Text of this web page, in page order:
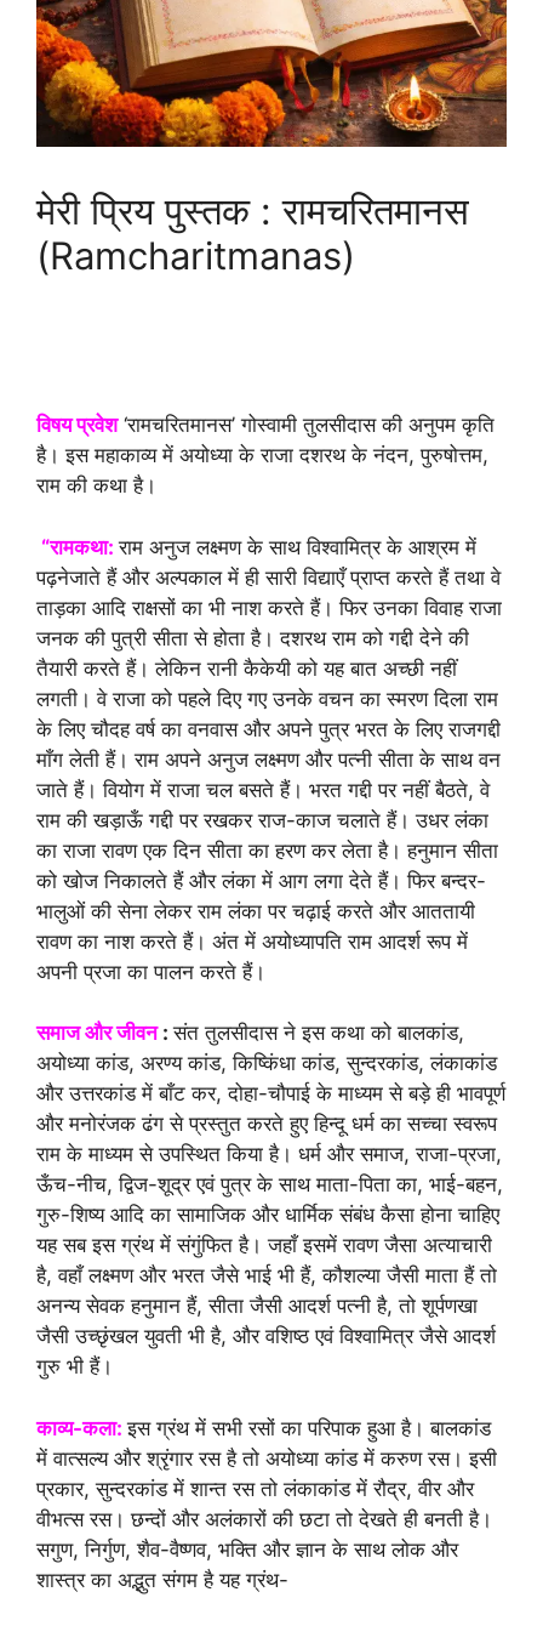
मेरी प्रिय पुस्तक : रामचरितमानस
(Ramcharitmanas)
विषय प्रवेश‘रामचरितमानस’ गोस्वामी तुलसीदास की अनुपम कृति
है। इस महाकाव्य में अयोध्या के राजा दशरथ के नंदन, पुरुषोत्तम,
राम की कथा है।
“रामकथा:राम अनुज लक्ष्मण के साथ विश्वामित्र के आश्रम में
पढ़नेजाते हैं और अल्पकाल में ही सारी विद्याएँ प्राप्त करते हैं तथा वे
ताड़का आदि राक्षसों का भी नाश करते हैं। फिर उनका विवाह राजा
जनक की पुत्री सीता से होता है। दशरथ राम को गद्दी देने की
तैयारी करते हैं। लेकिन रानी कैकेयी को यह बात अच्छी नहीं
लगती। वे राजा को पहले दिए गए उनके वचन का स्मरण दिला राम
के लिए चौदह वर्ष का वनवास और अपने पुत्र भरत के लिए राजगद्दी
माँग लेती हैं। राम अपने अनुज लक्ष्मण और पत्नी सीता के साथ वन
जाते हैं। वियोग में राजा चल बसते हैं। भरत गद्दी पर नहीं बैठते, वे
राम की खड़ाऊँ गद्दी पर रखकर राज-काज चलाते हैं। उधर लंका
का राजा रावण एक दिन सीता का हरण कर लेता है। हनुमान सीता
को खोज निकालते हैं और लंका में आग लगा देते हैं। फिर बन्दर-
भालुओं की सेना लेकर राम लंका पर चढ़ाई करते और आततायी
रावण का नाश करते हैं। अंत में अयोध्यापति राम आदर्श रूप में
अपनी प्रजा का पालन करते हैं।
समाज और जीवन:संत तुलसीदास ने इस कथा को बालकांड,
अयोध्या कांड, अरण्य कांड, किष्किंधा कांड, सुन्दरकांड, लंकाकांड
और उत्तरकांड में बाँट कर, दोहा-चौपाई के माध्यम से बड़े ही भावपूर्ण
और मनोरंजक ढंग से प्रस्तुत करते हुए हिन्दू धर्म का सच्चा स्वरूप
राम के माध्यम से उपस्थित किया है। धर्म और समाज, राजा-प्रजा,
ऊँच-नीच, द्विज-शूद्र एवं पुत्र के साथ माता-पिता का, भाई-बहन,
गुरु-शिष्य आदि का सामाजिक और धार्मिक संबंध कैसा होना चाहिए
यह सब इस ग्रंथ में संगुंफित है। जहाँ इसमें रावण जैसा अत्याचारी
है, वहाँ लक्ष्मण और भरत जैसे भाई भी हैं, कौशल्या जैसी माता हैं तो
अनन्य सेवक हनुमान हैं, सीता जैसी आदर्श पत्नी है, तो शूर्पणखा
जैसी उच्छृंखल युवती भी है, और वशिष्ठ एवं विश्वामित्र जैसे आदर्श
गुरु भी हैं।
काव्य-कला:इस ग्रंथ में सभी रसों का परिपाक हुआ है। बालकांड
में वात्सल्य और श्रृंगार रस है तो अयोध्या कांड में करुण रस। इसी
प्रकार, सुन्दरकांड में शान्त रस तो लंकाकांड में रौद्र, वीर और
वीभत्स रस। छन्दों और अलंकारों की छटा तो देखते ही बनती है।
सगुण, निर्गुण, शैव-वैष्णव, भक्ति और ज्ञान के साथ लोक और
शास्त्र का अद्भुत संगम है यह ग्रंथ-